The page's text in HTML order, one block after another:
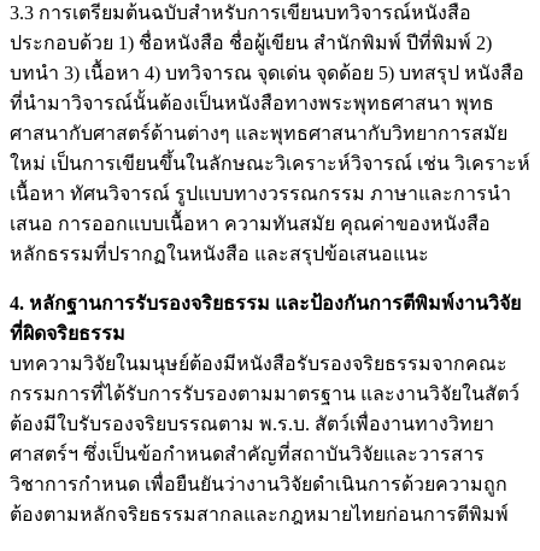
3.3 การเตรียมต้นฉบับสำหรับการเขียนบทวิจารณ์หนังสือ
ประกอบด้วย 1) ชื่อหนังสือ ชื่อผู้เขียน สำนักพิมพ์ ปีที่พิมพ์ 2)
บทนำ 3) เนื้อหา 4) บทวิจารณ จุดเด่น จุดด้อย 5) บทสรุป หนังสือ
ที่นำมาวิจารณ์นั้นต้องเป็นหนังสือทางพระพุทธศาสนา พุทธ
ศาสนากับศาสตร์ด้านต่างๆ และพุทธศาสนากับวิทยาการสมัย
ใหม่ เป็นการเขียนขึ้นในลักษณะวิเคราะห์วิจารณ์ เช่น วิเคราะห์
เนื้อหา ทัศนวิจารณ์ รูปแบบทางวรรณกรรม ภาษาและการนำ
เสนอ การออกแบบเนื้อหา ความทันสมัย คุณค่าของหนังสือ
หลักธรรมที่ปรากฏในหนังสือ และสรุปข้อเสนอแนะ
4. หลักฐานการรับรองจริยธรรม และป้องกันการตีพิมพ์งานวิจัย
ที่ผิดจริยธรรม
บทความวิจัยในมนุษย์ต้องมีหนังสือรับรองจริยธรรมจากคณะ
กรรมการที่ได้รับการรับรองตามมาตรฐาน และงานวิจัยในสัตว์
ต้องมีใบรับรองจริยบรรณตาม พ.ร.บ. สัตว์เพื่องานทางวิทยา
ศาสตร์ฯ ซึ่งเป็นข้อกำหนดสำคัญที่สถาบันวิจัยและวารสาร
วิชาการกำหนด เพื่อยืนยันว่างานวิจัยดำเนินการด้วยความถูก
ต้องตามหลักจริยธรรมสากลและกฎหมายไทยก่อนการตีพิมพ์